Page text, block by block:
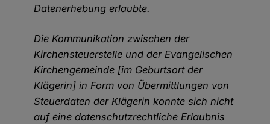
Datenerhebung erlaubte.
Die Kommunikation zwischen der
Kirchensteuerstelle und der Evangelischen
Kirchengemeinde [im Geburtsort der
Klägerin] in Form von Übermittlungen von
Steuerdaten der Klägerin konnte sich nicht
auf eine datenschutzrechtliche Erlaubnis